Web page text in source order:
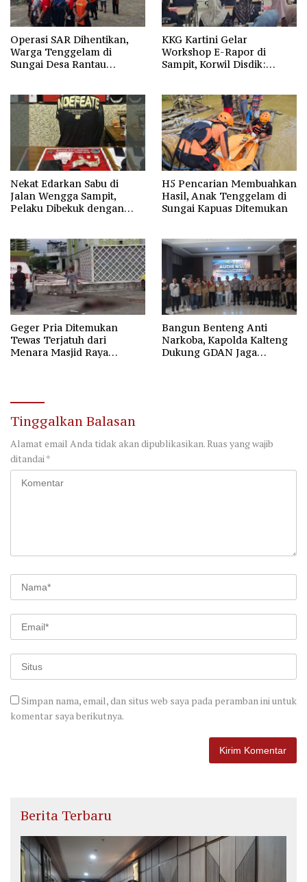
Operasi SAR Dihentikan,
Warga Tenggelam di
Sungai Desa Rantau
KKG Kartini Gelar
Workshop E-Rapor di
Sampit, Korwil Disdik:
Nekat Edarkan Sabu di
Jalan Wengga Sampit,
Pelaku Dibekuk dengan
H5 Pencarian Membuahkan
Hasil, Anak Tenggelam di
Sungai Kapuas Ditemukan
Geger Pria Ditemukan
Tewas Terjatuh dari
Menara Masjid Raya
Bangun Benteng Anti
Narkoba, Kapolda Kalteng
Dukung GDAN Jaga
Tinggalkan Balasan
Alamat email Anda tidak akan dipublikasikan.Ruas yang wajib
ditandai*
Simpan nama, email, dan situs web saya pada peramban ini untuk
komentar saya berikutnya.
Berita Terbaru